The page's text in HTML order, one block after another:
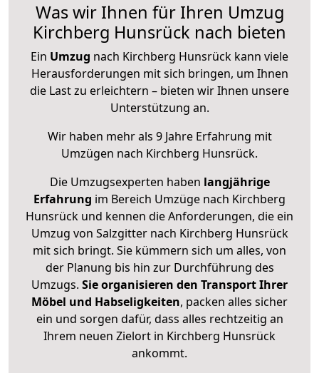
Was wir Ihnen für Ihren Umzug
Kirchberg Hunsrück nach bieten
Ein Umzug nach Kirchberg Hunsrück kann viele
Herausforderungen mit sich bringen, um Ihnen
die Last zu erleichtern – bieten wir Ihnen unsere
Unterstützung an.
Wir haben mehr als 9 Jahre Erfahrung mit
Umzügen nach Kirchberg Hunsrück.
Die Umzugsexperten haben langjährige
Erfahrung im Bereich Umzüge nach Kirchberg
Hunsrück und kennen die Anforderungen, die ein
Umzug von Salzgitter nach Kirchberg Hunsrück
mit sich bringt. Sie kümmern sich um alles, von
der Planung bis hin zur Durchführung des
Umzugs. Sie organisieren den Transport Ihrer
Möbel und Habseligkeiten, packen alles sicher
ein und sorgen dafür, dass alles rechtzeitig an
Ihrem neuen Zielort in Kirchberg Hunsrück
ankommt.